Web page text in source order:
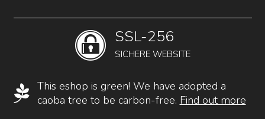
SSL-256
SICHERE WEBSITE
This eshop is green! We have adopted a
caoba tree to be carbon-free. Find out more